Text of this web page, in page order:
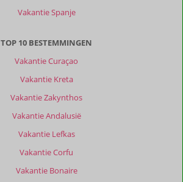
Vakantie Spanje
TOP 10 BESTEMMINGEN
Vakantie Curaçao
Vakantie Kreta
Vakantie Zakynthos
Vakantie Andalusië
Vakantie Lefkas
Vakantie Corfu
Vakantie Bonaire